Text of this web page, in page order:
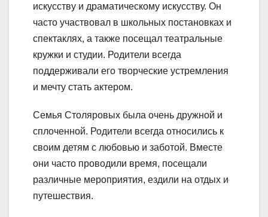
искусству и драматическому искусству. Он
часто участвовал в школьных постановках и
спектаклях, а также посещал театральные
кружки и студии. Родители всегда
поддерживали его творческие устремления
и мечту стать актером.
Семья Столяровых была очень дружной и
сплоченной. Родители всегда относились к
своим детям с любовью и заботой. Вместе
они часто проводили время, посещали
различные мероприятия, ездили на отдых и
путешествия.